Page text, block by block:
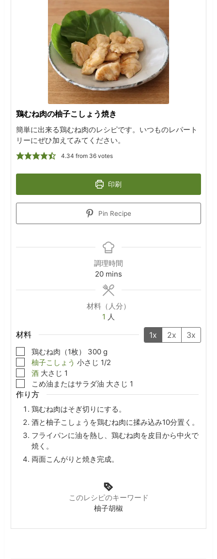
鶏むね肉の柚子こしょう焼き
簡単に出来る鶏むね肉のレシピです。いつものレパート
リーにぜひ加えてみてください。
4.34 from 36votes
印刷
Pin Recipe
調理時間
20minutes
mins
材料（人分）
1 人
材料 1x 2x 3x
▢
鶏むね肉（1枚） 300 g
▢
柚子こしょう 小さじ 1/2
▢
酒 大さじ 1
▢
こめ油またはサラダ油 大さじ 1
作り方
鶏むね肉はそぎ切りにする。
酒と柚子こしょうを鶏むね肉に揉み込み10分置く。
フライパンに油を熱し、鶏むね肉を皮目から中火で
焼く。
両面こんがりと焼き完成。
このレシピのキーワード
柚子胡椒